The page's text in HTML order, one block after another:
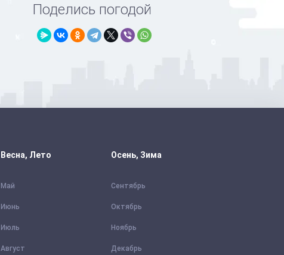
Поделись погодой
Весна, Лето
Май
Июнь
Июль
Август
Осень, Зима
Сентябрь
Октябрь
Ноябрь
Декабрь